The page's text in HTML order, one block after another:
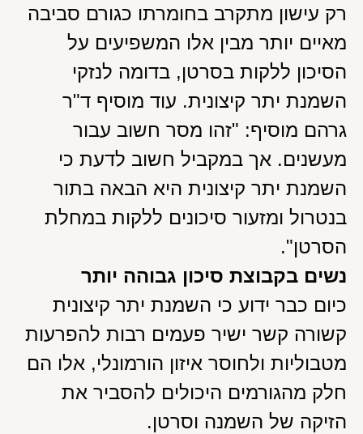
רק עישון מתקרב בחומרתו כגורם סביבה
מאיים יותר מבין אלו המשפיעים על
הסיכון ללקות בסרטן, בדומה לנזקי
השמנת יתר קיצונית. עוד מוסיף ד"ר
גרהם מוסיף: "זהו מסר חשוב עבור
מעשנים. אך במקביל חשוב לדעת כי
השמנת יתר קיצונית היא הבאה בתור
בנטרול ומזעור סיכונים ללקות במחלת
הסרטן".
נשים בקבוצת סיכון גבוהה יותר
כיום כבר ידוע כי השמנת יתר קיצונית
קשורה קשר ישיר פעמים רבות להפרעות
מטבוליות ולחוסר איזון הורמונלי, אלו הם
חלק מהגורמים היכולים להסביר את
הזיקה של השמנה וסרטן.